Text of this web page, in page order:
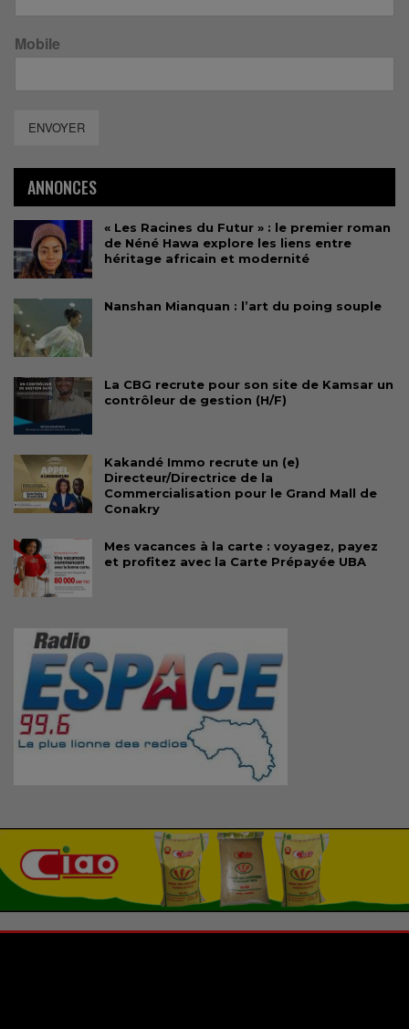
Mobile
ENVOYER
ANNONCES
« Les Racines du Futur » : le premier roman
de Néné Hawa explore les liens entre
héritage africain et modernité
Nanshan Mianquan : l’art du poing souple
La CBG recrute pour son site de Kamsar un
contrôleur de gestion (H/F)
Kakandé Immo recrute un (e)
Directeur/Directrice de la
Commercialisation pour le Grand Mall de
Conakry
Mes vacances à la carte : voyagez, payez
et profitez avec la Carte Prépayée UBA